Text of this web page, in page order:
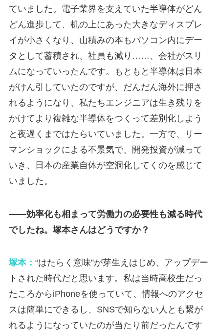
ていました。電子業界を支えていた半導体がどん
どん進歩して、机の上にあった大きなディスプレ
イが小さくなり、山積みの本もパソコン内にデー
タとして蓄積され、社員も減り……、会社がスリ
ムになっていったんです。もともと半導体は日本
がけん引していたのですが、だんだん海外に押さ
れるようになり、私たちエンジニアは生き残りを
かけてより複雑な半導体をつくって差別化しよう
と夜遅くまではたらいていました。一方で、リー
マンショックによる不景気で、開発投資が減って
いき、日本の産業自体が空洞化してくのを感じて
いました。
――効率化も相まって労働力の必要性も減る時代
でしたね。塚本さんはどうですか？
塚本： “はたらく意味”が芽生えはじめ、アップデー
トされた時代だと思います。私は当時高校生だっ
たころからiPhoneを使っていて、情報へのアクセ
スは簡単にできるし、SNSで知らない人とも繋が
れるようになっていたのが当たり前だったんです